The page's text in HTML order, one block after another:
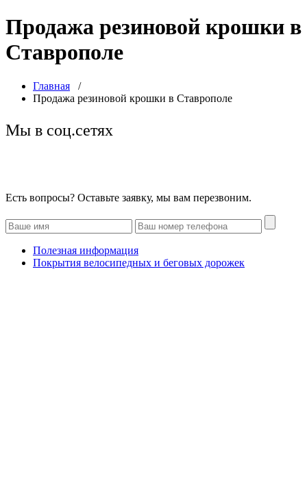
Продажа резиновой крошки в
Ставрополе
Главная /
Продажа резиновой крошки в Ставрополе
Мы в соц.сетях
Есть вопросы? Оставьте заявку, мы вам перезвоним.
Полезная информация
Покрытия велосипедных и беговых дорожек